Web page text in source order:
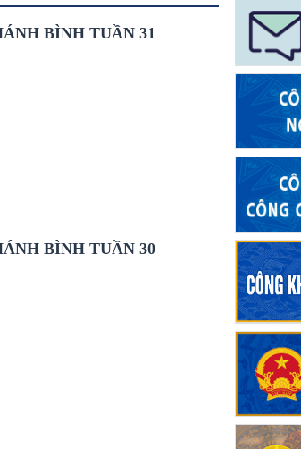
BÌNH TUẦN 31
BÌNH TUẦN 30